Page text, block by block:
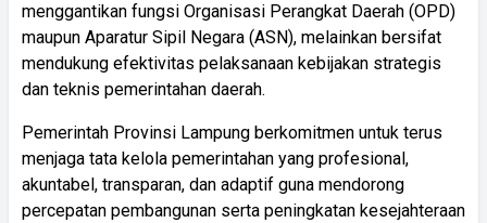
menggantikan fungsi Organisasi Perangkat Daerah (OPD)
maupun Aparatur Sipil Negara (ASN), melainkan bersifat
mendukung efektivitas pelaksanaan kebijakan strategis
dan teknis pemerintahan daerah.
Pemerintah Provinsi Lampung berkomitmen untuk terus
menjaga tata kelola pemerintahan yang profesional,
akuntabel, transparan, dan adaptif guna mendorong
percepatan pembangunan serta peningkatan kesejahteraan